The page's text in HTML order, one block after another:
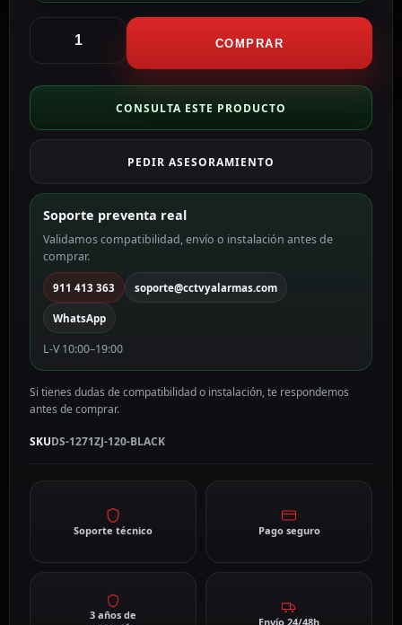
Soporte
Altura
mm
x
(Ø)
mm
color
negro
DS-
1271ZJ-
120-
BLACK
cantidad
COMPRAR
CONSULTA ESTE PRODUCTO
PEDIR ASESORAMIENTO
Soporte preventa real
Validamos compatibilidad, envío o instalación antes de
comprar.
911 413 363 soporte@cctvyalarmas.com
WhatsApp
L-V 10:00–19:00
Si tienes dudas de compatibilidad o instalación, te respondemos
antes de comprar.
SKUDS-1271ZJ-120-BLACK
Soporte técnico Pago seguro
3 años de
Envío 24/48h